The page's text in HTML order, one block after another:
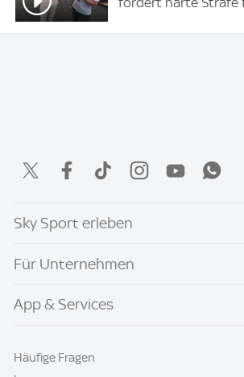
Sky Sport erleben
Für Unternehmen
App & Services
Häufige Fragen